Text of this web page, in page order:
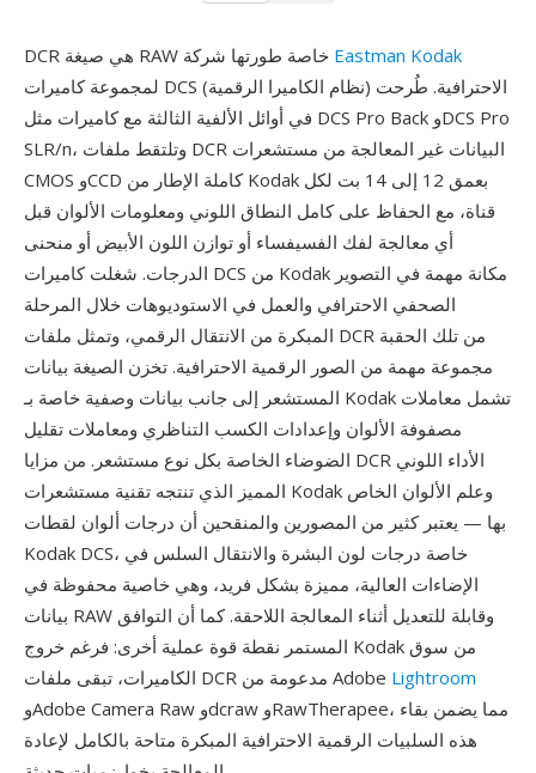
Eastman Kodak
لمجموعة كاميرات DCS (نظام الكاميرا الرقمية) الاحترافية. طُرحت
في أوائل الألفية الثالثة مع كاميرات مثل DCS Pro Back وDCS Pro
SLR/n، وتلتقط ملفات DCR البيانات غير المعالجة من مستشعرات
CMOS وCCD كاملة الإطار من Kodak بعمق 12 إلى 14 بت لكل
قناة، مع الحفاظ على كامل النطاق اللوني ومعلومات الألوان قبل
أي معالجة لفك الفسيفساء أو توازن اللون الأبيض أو منحنى
الدرجات. شغلت كاميرات DCS من Kodak مكانة مهمة في التصوير
الصحفي الاحترافي والعمل في الاستوديوهات خلال المرحلة
المبكرة من الانتقال الرقمي، وتمثل ملفات DCR من تلك الحقبة
مجموعة مهمة من الصور الرقمية الاحترافية. تخزن الصيغة بيانات
المستشعر إلى جانب بيانات وصفية خاصة بـ Kodak تشمل معاملات
مصفوفة الألوان وإعدادات الكسب التناظري ومعاملات تقليل
الضوضاء الخاصة بكل نوع مستشعر. من مزايا DCR الأداء اللوني
المميز الذي تنتجه تقنية مستشعرات Kodak وعلم الألوان الخاص
بها — يعتبر كثير من المصورين والمنقحين أن درجات ألوان لقطات
Kodak DCS، خاصة درجات لون البشرة والانتقال السلس في
الإضاءات العالية، مميزة بشكل فريد، وهي خاصية محفوظة في
بيانات RAW وقابلة للتعديل أثناء المعالجة اللاحقة. كما أن التوافق
المستمر نقطة قوة عملية أخرى: فرغم خروج Kodak من سوق
الكاميرات، تبقى ملفات DCR مدعومة من Adobe Lightroom
وAdobe Camera Raw وdcraw وRawTherapee، مما يضمن بقاء
هذه السلبيات الرقمية الاحترافية المبكرة متاحة بالكامل لإعادة